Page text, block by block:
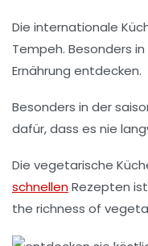
Die internationale
Tempeh. Besonders
Ernährung entdecken.
Besonders in der
dafür, dass es nie
Die vegetarische
schnellenRezepten
the richness of